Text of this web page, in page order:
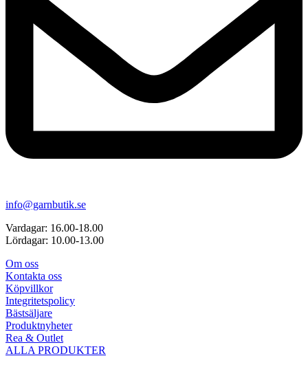
info@garnbutik.se
Vardagar: 16.00-18.00
Lördagar: 10.00-13.00
Om oss
Kontakta oss
Köpvillkor
Integritetspolicy
Bästsäljare
Produktnyheter
Rea & Outlet
ALLA PRODUKTER